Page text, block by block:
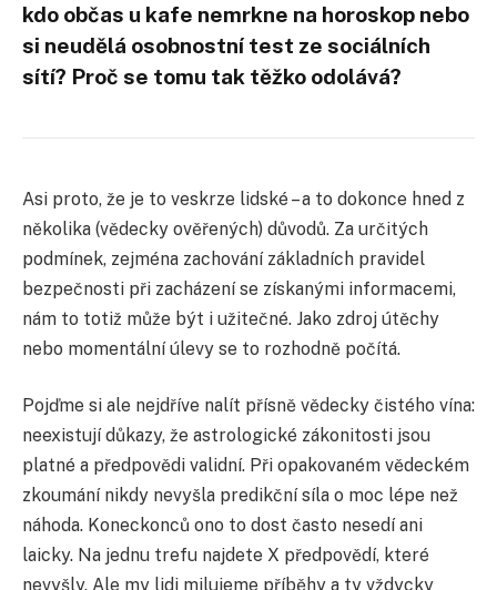
kdo občas u kafe nemrkne na horoskop nebo
si neudělá osobnostní test ze sociálních
sítí? Proč se tomu tak těžko odolává?
Asi proto, že je to veskrze lidské – a to dokonce hned z
několika (vědecky ověřených) důvodů. Za určitých
podmínek, zejména zachování základních pravidel
bezpečnosti při zacházení se získanými informacemi,
nám to totiž může být i užitečné. Jako zdroj útěchy
nebo momentální úlevy se to rozhodně počítá.
Pojďme si ale nejdříve nalít přísně vědecky čistého vína:
neexistují důkazy, že astrologické zákonitosti jsou
platné a předpovědi validní. Při opakovaném vědeckém
zkoumání nikdy nevyšla predikční síla o moc lépe než
náhoda. Koneckonců ono to dost často nesedí ani
laicky. Na jednu trefu najdete X předpovědí, které
nevyšly. Ale my lidi milujeme příběhy a ty vždycky